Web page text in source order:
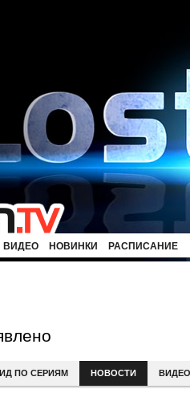
ВИДЕО НОВИНКИ РАСПИСАНИЕ
ПО СЕРИЯМ НОВОСТИ ВИДЕО